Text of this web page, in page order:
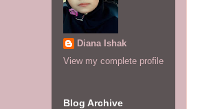
Diana Ishak
View my complete profile
Blog Archive